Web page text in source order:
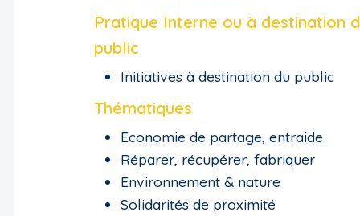
Pratique Interne ou à destination
public
Initiatives à destination du public
Thématiques
Economie de partage, entraide
Réparer, récupérer, fabriquer
Environnement & nature
Solidarités de proximité